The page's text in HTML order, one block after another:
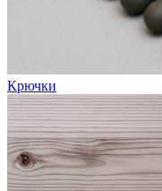
Крючки